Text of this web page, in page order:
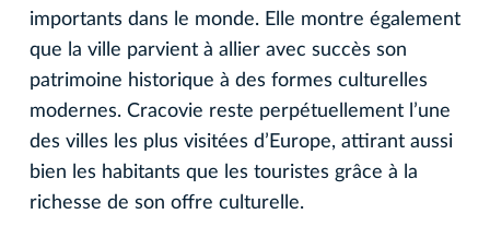
importants dans le monde. Elle montre également
que la ville parvient à allier avec succès son
patrimoine historique à des formes culturelles
modernes. Cracovie reste perpétuellement l’une
des villes les plus visitées d’Europe, attirant aussi
bien les habitants que les touristes grâce à la
richesse de son offre culturelle.